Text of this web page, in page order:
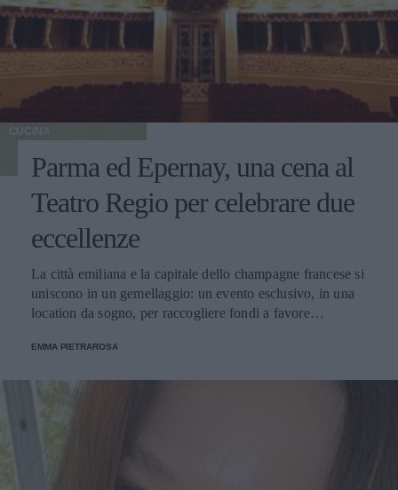
CUCINA
Parma ed Epernay, una cena al
Teatro Regio per celebrare due
eccellenze
La città emiliana e la capitale dello champagne francese si
uniscono in un gemellaggio: un evento esclusivo, in una
location da sogno, per raccogliere fondi a favore
EMMA PIETRAROSA